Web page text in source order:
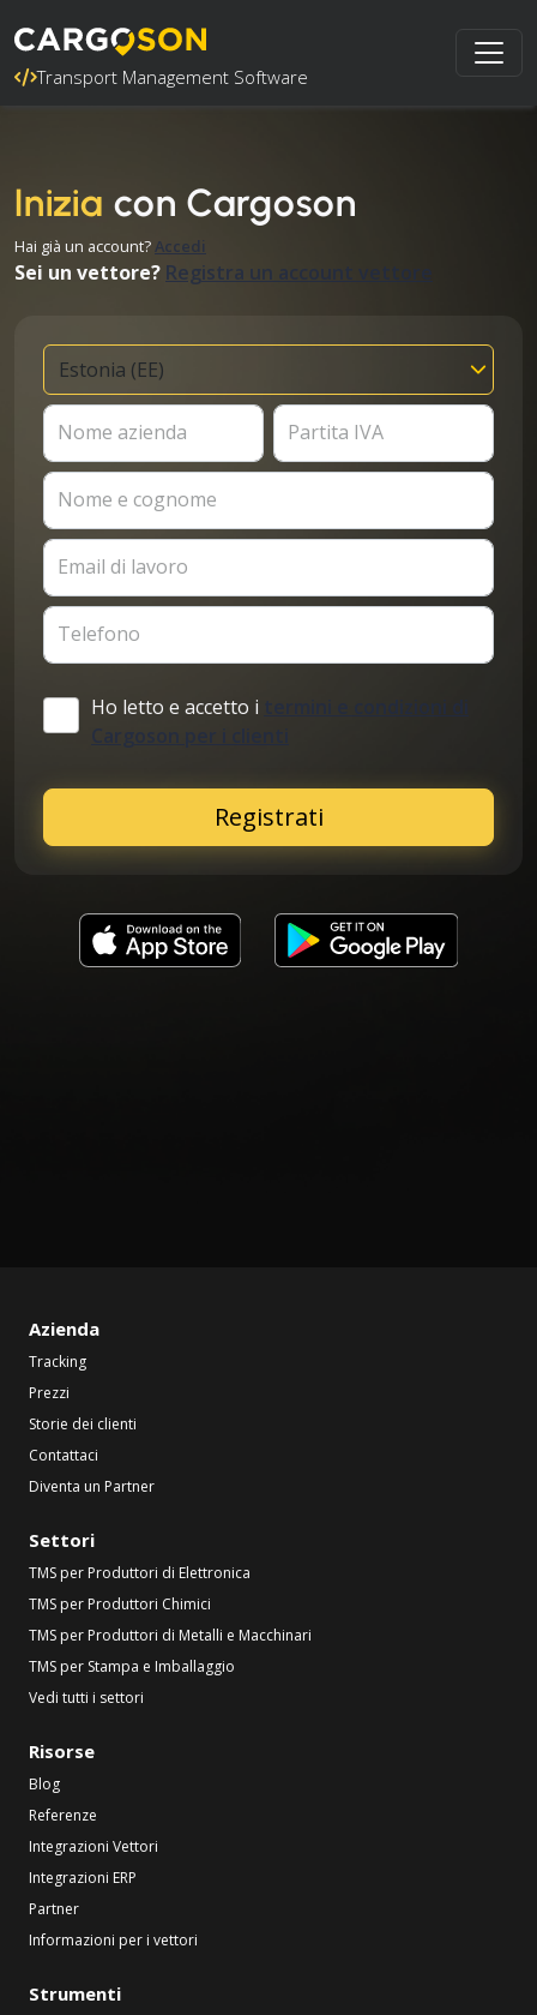
Transport Management Software
Inizia con Cargoson
Hai già un account?Accedi
Sei un vettore? Registra un account vettore
Nome azienda Partita IVA
Nome e cognome
Email di lavoro
Telefono
Ho letto e accetto i
termini e condizioni di
Registrati
Azienda
Tracking
Prezzi
Storie dei clienti
Contattaci
Diventa un Partner
Settori
TMS per Produttori di Elettronica
TMS per Produttori Chimici
TMS per Produttori di Metalli e Macchinari
TMS per Stampa e Imballaggio
Vedi tutti i settori
Risorse
Blog
Referenze
Integrazioni Vettori
Integrazioni ERP
Partner
Informazioni per i vettori
Strumenti